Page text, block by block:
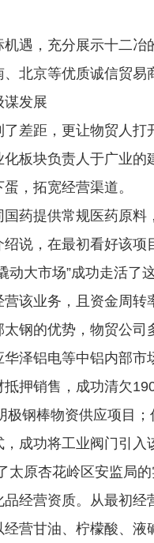
，充分展示十二冶
北京等优质诚信贸易
发展
距，更让物贸人打
板块负责人于广业
，拓宽经营渠道。
提供常规医药原料
说，在最初看好该项
动大市场”成功走活了
该业务，且资金周转
的优势，物贸公司
泽铝电等中铝内部
押销售，成功清欠
极钢棒物资供应项目
成功将工业阀门引入
原杏花岭区安监局的
经营资质。从最初
营甘油、柠檬酸、